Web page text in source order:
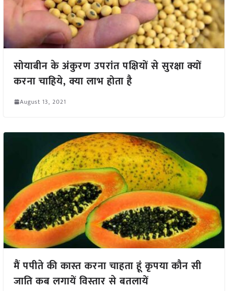
सोयाबीन के अंकुरण उपरांत पक्षियों से सुरक्षा क्यों
करना चाहिये, क्या लाभ होता है
August 13, 2021
मैं पपीते की कास्त करना चाहता हूं कृपया कौन सी
जाति कब लगायें विस्तार से बतलायें